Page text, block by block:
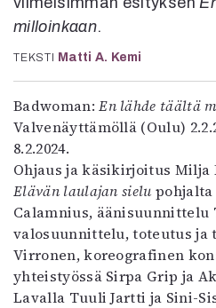
2–3/
5/2025
Info
Tilaus ja
Kaltio
milloinkaan.
TEKSTI Matti A. Kemi
Badwoman:En lähde täältä
Valvenäyttämöllä (Oulu)
8.2.2024.
Ohjaus ja käsikirjoitus Milja
Elävän laulajan sielu
Calamnius, äänisuunnittelu
valosuunnittelu, toteutus ja
Virronen, koreografinen
yhteistyössä Sirpa Grip ja
Lavalla Tuuli Jartti ja Sini-